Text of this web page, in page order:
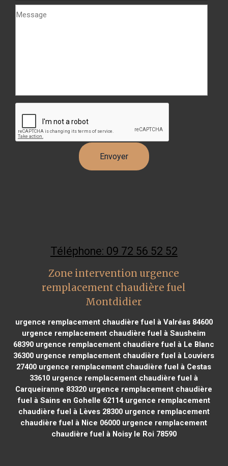
Téléphone: 09 72 56 52 52
Zone intervention urgence
remplacement chaudière fuel
Montdidier
urgence remplacement chaudière fuel à Valréas 84600
urgence remplacement chaudière fuel à Sausheim
68390 urgence remplacement chaudière fuel à Le Blanc
36300 urgence remplacement chaudière fuel à Louviers
27400 urgence remplacement chaudière fuel à Cestas
33610 urgence remplacement chaudière fuel à
Carqueiranne 83320 urgence remplacement chaudière
fuel à Sains en Gohelle 62114urgence remplacement
chaudière fuel à Lèves 28300urgence remplacement
chaudière fuel à Nice 06000 urgence remplacement
chaudière fuel à Noisy le Roi 78590